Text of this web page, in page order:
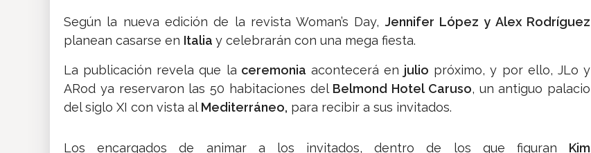
Según la nueva edición de la revista Woman’s Day, Jennifer López y Alex Rodríguez
planean casarse en Italia y celebrarán con una mega fiesta.
La publicación revela que la ceremonia acontecerá en julio próximo, y por ello, JLo y
ARod ya reservaron las 50 habitaciones del Belmond Hotel Caruso, un antiguo palacio
del siglo XI con vista alMediterráneo, para recibir a sus invitados.
Los encargados de animar a los invitados, dentro de los que figuran Kim